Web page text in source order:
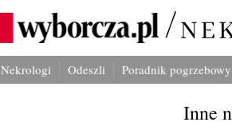
Nekrologi Odeszli Poradnik pogrzebowy
Inne